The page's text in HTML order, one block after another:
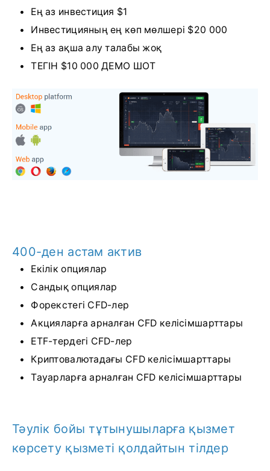
Ең аз инвестиция $1
Инвестицияның ең көп мөлшері $20 000
Ең аз ақша алу талабы жоқ
ТЕГІН $10 000 ДЕМО ШОТ
400-ден астам актив
Екілік опциялар
Сандық опциялар
Форекстегі CFD-лер
Акцияларға арналған CFD келісімшарттары
ETF-тердегі CFD-лер
Криптовалютадағы CFD келісімшарттары
Тауарларға арналған CFD келісімшарттары
Тәулік бойы тұтынушыларға қызмет
көрсету қызметі қолдайтын тілдер